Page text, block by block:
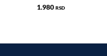
1.980 RSD